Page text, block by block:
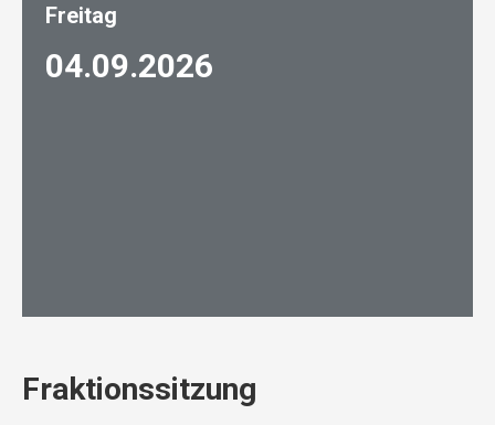
Freitag
04.09.2026
Fraktionssitzung